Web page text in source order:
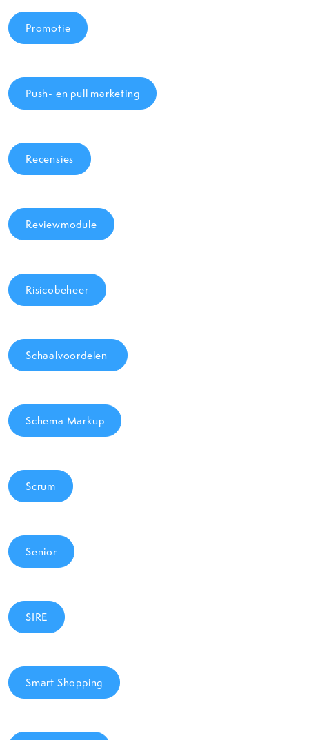
Promotie
Push- en pull marketing
Recensies
Reviewmodule
Risicobeheer
Schaalvoordelen
Schema Markup
Scrum
Senior
SIRE
Smart Shopping